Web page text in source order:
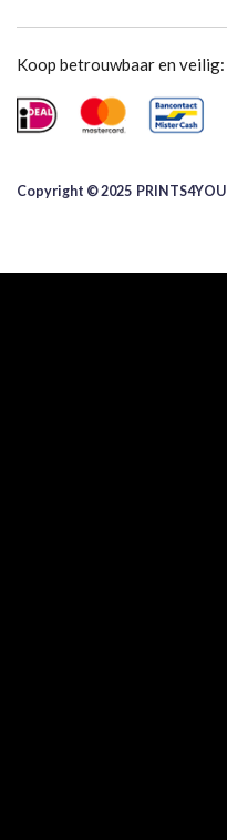
Koop betrouwbaar en veilig:
Copyright © 2025 ​PRINTS4YOU